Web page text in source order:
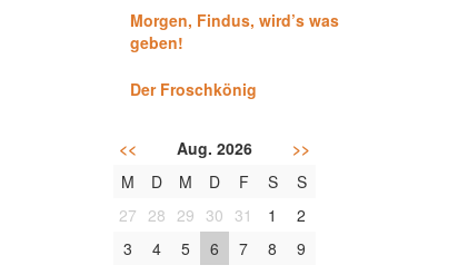
Morgen, Findus, wird’s was
geben!
Der Froschkönig
<< Aug. 2026
>>
M
D M D F S
S
27 28 29 30 31 1
2
3
4 5 6 7 8
9